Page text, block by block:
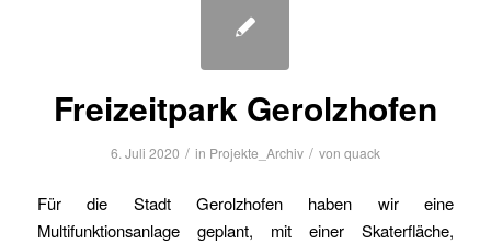
Freizeitpark Gerolzhofen
6. Juli 2020 / in Projekte_Archiv / von quack
Für die Stadt Gerolzhofen haben wir eine
Multifunktionsanlage geplant, mit einer Skaterfläche,